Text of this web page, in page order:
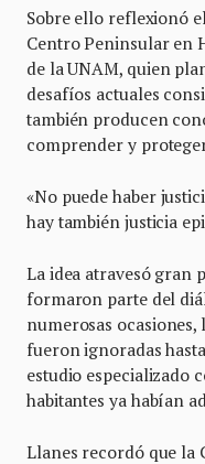
Sobre ello reflexionó
Centro Peninsular en
de la UNAM, quien
desafíos actuales
también producen
comprender y
«No puede haber
hay también justicia
La idea atravesó gran
formaron parte del
numerosas
fueron ignoradas
estudio especializado
habitantes ya habían
Llanes recordó que la